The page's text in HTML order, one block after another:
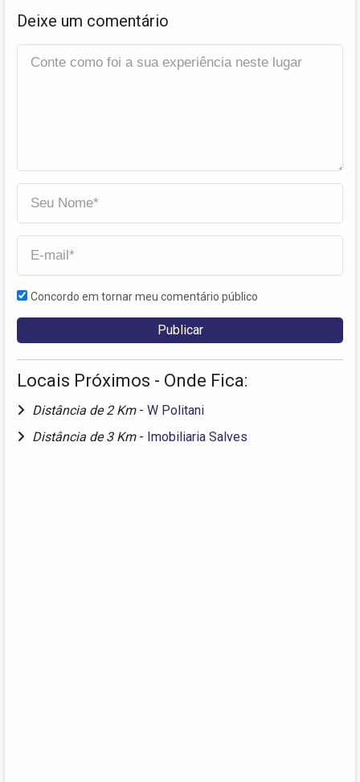
Deixe um comentário
Concordo em tornar meu comentário público
Locais Próximos - Onde Fica:
Distância de 2 Km - W Politani
Distância de 3 Km - Imobiliaria Salves